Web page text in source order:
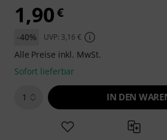
1,90€
-40% UVP: 3,16 €
Alle Preise inkl. MwSt.
Sofort lieferbar
1 IN DEN